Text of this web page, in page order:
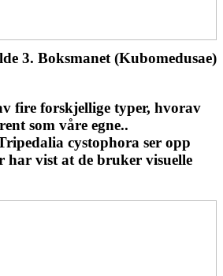
3. Boksmanet (Kubomedusae)
fire forskjellige typer, hvorav
som våre egne..
cystophora ser opp
har vist at de bruker visuelle